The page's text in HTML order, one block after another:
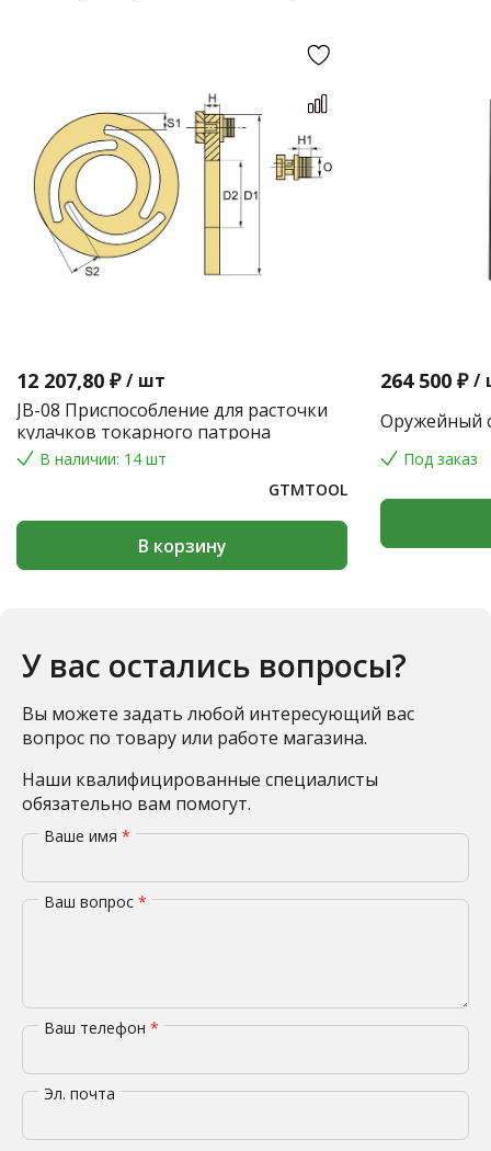
12 207,80 ₽ / шт
JB-08 Приспособление для расточки
кулачков токарного патрона
В наличии: 14 шт
GTMTOOL
В корзину
264 500 ₽ /
Оружейный
Под заказ
У вас остались вопросы?
Вы можете задать любой интересующий вас
вопрос по товару или работе магазина.
Наши квалифицированные специалисты
обязательно вам помогут.
Ваше имя *
Ваш вопрос *
Ваш телефон *
Эл. почта